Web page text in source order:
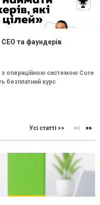
та фаундерів
з операційною системою Core
безплатний курс
Усі статті >>